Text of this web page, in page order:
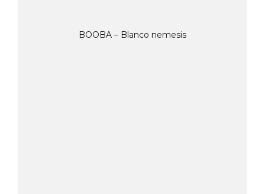
BOOBA – Blanco nemesis